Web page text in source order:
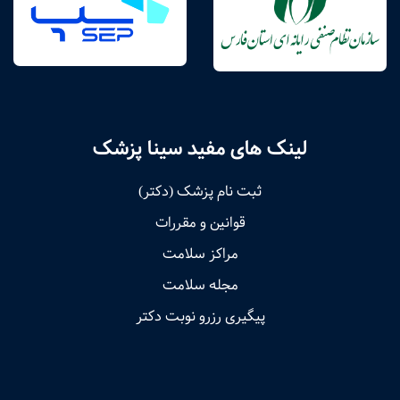
لینک های مفید سینا پزشک
ثبت نام پزشک (دکتر)
قوانین و مقررات
مراکز سلامت
مجله سلامت
پیگیری رزرو نوبت دکتر